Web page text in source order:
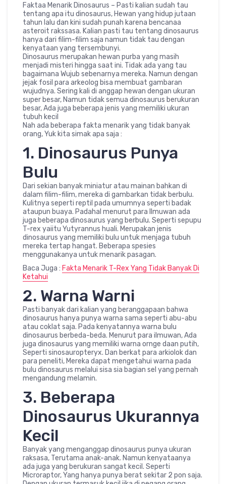
Faktaa Menarik Dinosaurus – Pasti kalian sudah tau
tentang apa itu dinosaurus, Hewan yang hidup jutaan
tahun lalu dan kini sudah punah karena bencanaa
asteroit rakssasa. Kalian pasti tau tentang dinosaurus
hanya dari filim-filim saja namun tidak tau dengan
kenyataan yang tersembunyi.
Dinosaurus merupakan hewan purba yang masih
menjadi misteri hingga saat ini. Tidak ada yang tau
bagaimana Wujub sebenarnya mereka. Namun dengan
jejak fosil para arkeolog bisa membuat gambaran
wujudnya. Sering kali di anggap hewan dengan ukuran
super besar, Namun tidak semua dinosaurus berukuran
besar, Ada juga beberapa jenis yang memiliki ukuran
tubuh kecil
Nah ada beberapa fakta menarik yang tidak banyak
orang, Yuk kita simak apa saja :
1. Dinosaurus Punya
Bulu
Dari sekian banyak miniatur atau mainan bahkan di
dalam filim-filim, mereka di gambarkan tidak berbulu.
Kulitnya seperti reptil pada umumnya seperti badak
ataupun buaya. Padahal menurut para Ilmuwan ada
juga beberapa dinosaurus yang berbulu. Seperti sepupu
T-rex yaiitu Yutyrannus huali. Merupakan jenis
dinosaurus yang memiliki bulu untuk menjaga tubuh
mereka tertap hangat. Beberapa spesies
menggunakanya untuk menarik pasagan.
Baca Juga : Fakta Menarik T-Rex Yang Tidak Banyak Di
Ketahui
2. Warna Warni
Pasti banyak dari kalian yang beranggapaan bahwa
dinosaurus hanya punya warna sama seperti abu-abu
atau coklat saja. Pada kenyatannya warna bulu
dinosaurus berbeda-beda. Menurut para ilmuwan, Ada
juga dinosaurus yang memiliki warna ornge daan putih,
Seperti sinosauropteryx. Dan berkat para arkiolok dan
para peneliti, Mereka dapat mengetahui warna pada
bulu dinosaurus melalui sisa sia bagian sel yang pernah
mengandung melamin.
3. Beberapa
Dinosaurus Ukurannya
Kecil
Banyak yang menganggap dinosaurus punya ukuran
raksasa, Terutama anak-anak. Namun kenyataanya
ada juga yang berukuran sangat kecil. Seperti
Microraptor, Yang hanya punya berat sekitar 2 pon saja.